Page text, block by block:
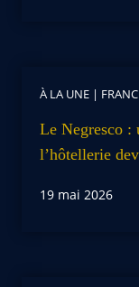
À LA UNE |
Le Negresco :
l’hôtellerie
19 mai 2026